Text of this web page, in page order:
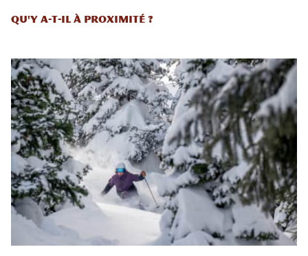
Qu'y a-t-il à proximité ?